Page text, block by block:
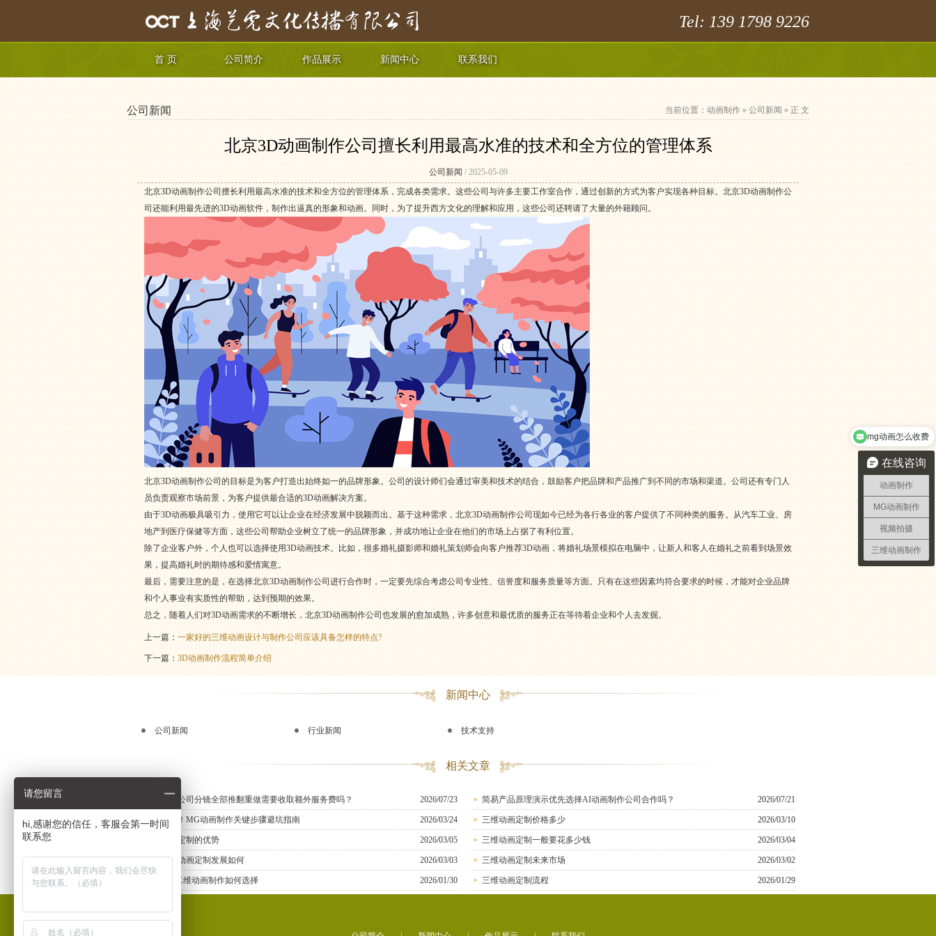
Tel: 139 1798 9226
首 页 公司简介 作品展示 新闻中心 联系我们
当前位置：动画制作»公司新闻» 正 文
公司新闻
北京3D动画制作公司擅长利用最高水准的技术和全方位的管理体系
公司新闻/ 2025-05-09
北京3D动画制作公司擅长利用最高水准的技术和全方位的管理体系，完成各类需求。这些公司与许多主要工作室合作，通过创新的方式为客户实现各种目标。北京3D动画制作公
司还能利用最先进的3D动画软件，制作出逼真的形象和动画。同时，为了提升西方文化的理解和应用，这些公司还聘请了大量的外籍顾问。
北京3D动画制作公司的目标是为客户打造出始终如一的品牌形象。公司的设计师们会通过审美和技术的结合，鼓励客户把品牌和产品推广到不同的市场和渠道。公司还有专门人
员负责观察市场前景，为客户提供最合适的3D动画解决方案。
由于3D动画极具吸引力，使用它可以让企业在经济发展中脱颖而出。基于这种需求，北京3D动画制作公司现如今已经为各行各业的客户提供了不同种类的服务。从汽车工业、房
地产到医疗保健等方面，这些公司帮助企业树立了统一的品牌形象，并成功地让企业在他们的市场上占据了有利位置。
除了企业客户外，个人也可以选择使用3D动画技术。比如，很多婚礼摄影师和婚礼策划师会向客户推荐3D动画，将婚礼场景模拟在电脑中，让新人和客人在婚礼之前看到场景效
果，提高婚礼时的期待感和爱情寓意。
最后，需要注意的是，在选择北京3D动画制作公司进行合作时，一定要先综合考虑公司专业性、信誉度和服务质量等方面。只有在这些因素均符合要求的时候，才能对企业品牌
和个人事业有实质性的帮助，达到预期的效果。
总之，随着人们对3D动画需求的不断增长，北京3D动画制作公司也发展的愈加成熟，许多创意和最优质的服务正在等待着企业和个人去发掘。
上一篇：一家好的三维动画设计与制作公司应该具备怎样的特点?
下一篇：3D动画制作流程简单介绍
新闻中心
公司新闻 行业新闻 技术支持
相关文章
动画制作公司分镜全部推翻重做需要收取额外服务费吗？ 2026/07/23 简易产品原理演示优先选择AI动画制作公司合作吗？ 2026/07/21
新手必知！MG动画制作关键步骤避坑指南 2026/03/24 三维动画定制价格多少 2026/03/10
三维动画定制的优势 2026/03/05 三维动画定制一般要花多少钱 2026/03/04
上海三维动画定制发展如何 2026/03/03 三维动画定制未来市场 2026/03/02
专业MG二维动画制作如何选择 2026/01/30 三维动画定制流程 2026/01/29
在线咨询
动画制作
MG动画制作
视频拍摄
三维动画制作
mg动画怎么收费
请您留言
hi,感谢您的信任，客服会第一时间
联系您